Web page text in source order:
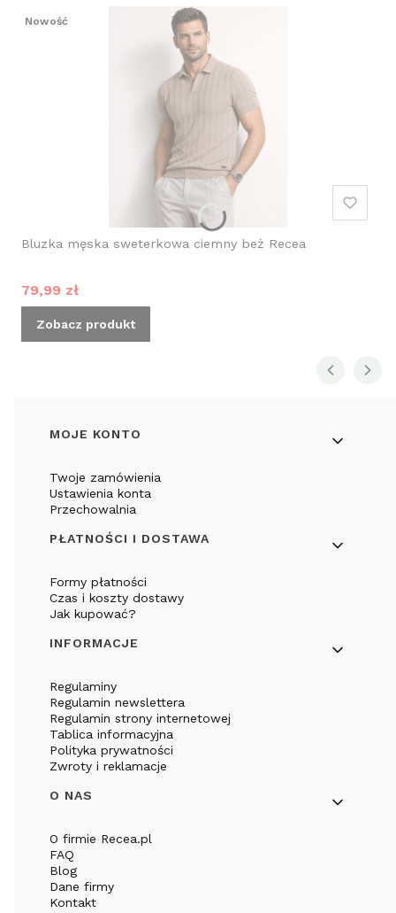
Nowość
Bluzka męska sweterkowa ciemny beż Recea
Cena promocyjna
79,99 zł
Zobacz produkt
Linki w stopce
MOJE KONTO
Twoje zamówienia
Ustawienia konta
Przechowalnia
PŁATNOŚCI I DOSTAWA
Formy płatności
Czas i koszty dostawy
Jak kupować?
INFORMACJE
Regulaminy
Regulamin newslettera
Regulamin strony internetowej
Tablica informacyjna
Polityka prywatności
Zwroty i reklamacje
O NAS
O firmie Recea.pl
FAQ
Blog
Dane firmy
Kontakt